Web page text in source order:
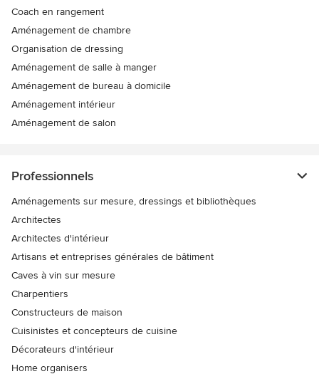
Coach en rangement
Aménagement de chambre
Organisation de dressing
Aménagement de salle à manger
Aménagement de bureau à domicile
Aménagement intérieur
Aménagement de salon
Professionnels
Aménagements sur mesure, dressings et bibliothèques
Architectes
Architectes d'intérieur
Artisans et entreprises générales de bâtiment
Caves à vin sur mesure
Charpentiers
Constructeurs de maison
Cuisinistes et concepteurs de cuisine
Décorateurs d'intérieur
Home organisers